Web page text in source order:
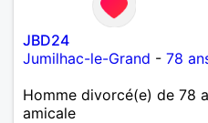
JBD24
Jumilhac-le-Grand - 78
Homme divorcé(e) de 78
amicale